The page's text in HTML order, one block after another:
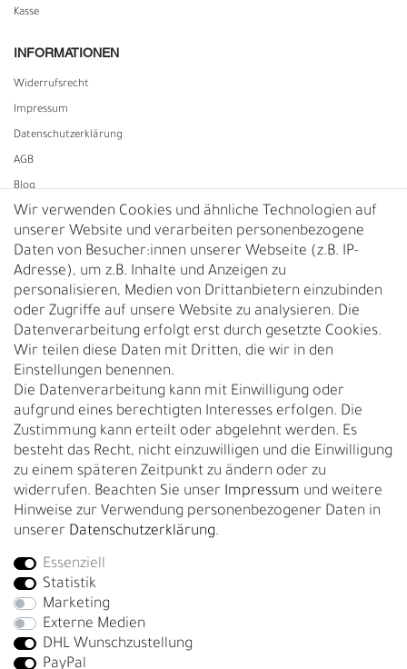
Kasse
INFORMATIONEN
Widerrufs­recht
Impressum
Daten­schutz­erklärung
AGB
Blog
Vertrag widerrufen
UNTERNEHMEN
Nachhaltigkeit
Kontakt
Über uns
Rückgabe
Gürtelgröße messen
Garantie
GESCHÄFTSKUNDEN & HÄNDLER
B2B Geschäftskunden
Bei Fragen wenden Sie sich direkt an unser Service-Team.
+4917663727338
Montag - Freitag, 09:00 - 14:00
info@fronhofer.com
Wir verwenden Cookies und ähnliche Technologien auf
unserer Website und verarbeiten personenbezogene
Daten von Besucher:innen unserer Webseite (z.B. IP-
Adresse), um z.B. Inhalte und Anzeigen zu
personalisieren, Medien von Drittanbietern einzubinden
oder Zugriffe auf unsere Website zu analysieren. Die
Datenverarbeitung erfolgt erst durch gesetzte Cookies.
Wir teilen diese Daten mit Dritten, die wir in den
Einstellungen benennen.
Die Datenverarbeitung kann mit Einwilligung oder
aufgrund eines berechtigten Interesses erfolgen. Die
Zustimmung kann erteilt oder abgelehnt werden. Es
besteht das Recht, nicht einzuwilligen und die Einwilligung
zu einem späteren Zeitpunkt zu ändern oder zu
widerrufen. Beachten Sie unser Impressum und weitere
Hinweise zur Verwendung personenbezogener Daten in
unserer Daten­schutz­erklärung.
Essenziell
Statistik
Marketing
Externe Medien
DHL Wunschzustellung
PayPal